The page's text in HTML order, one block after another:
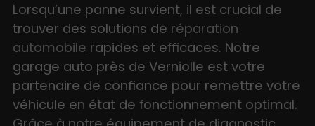
Lorsqu’une panne survient, il est crucial de
trouver des solutions de réparation
automobile rapides et efficaces. Notre
garage auto près de Verniolle est votre
partenaire de confiance pour remettre votre
véhicule en état de fonctionnement optimal.